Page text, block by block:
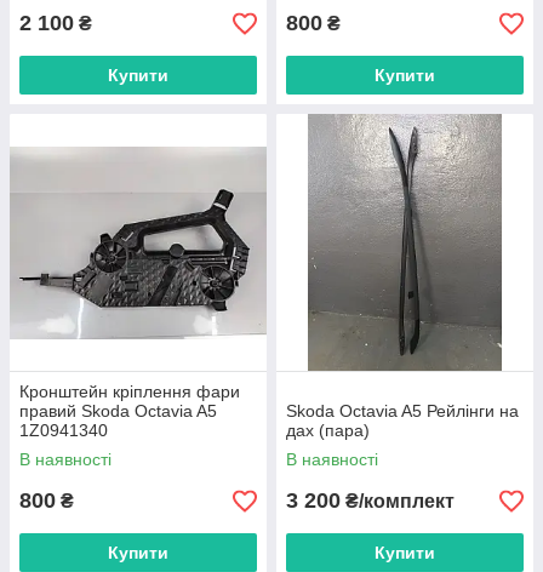
2 100 ₴
Купити
800 ₴
Купити
Кронштейн кріплення фари
правий Skoda Octavia A5
1Z0941340
В наявності
800 ₴
Купити
Skoda Octavia A5 Рейлінги на
дах (пара)
В наявності
3 200 ₴/комплект
Купити